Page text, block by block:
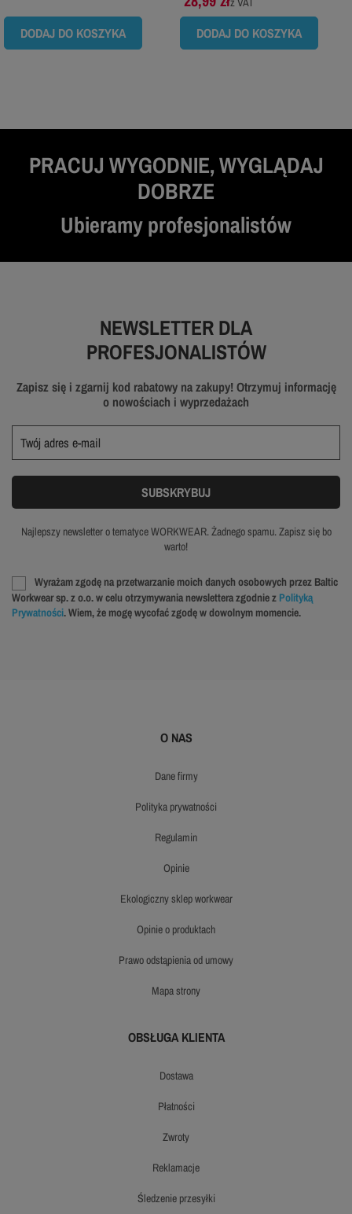
DODAJ DO KOSZYKA DODAJ DO KOSZYKA
PRACUJ WYGODNIE, WYGLĄDAJ
DOBRZE
Ubieramy profesjonalistów
NEWSLETTER DLA
PROFESJONALISTÓW
Zapisz się i zgarnij kod rabatowy na zakupy! Otrzymuj informację
o nowościach i wyprzedażach
Najlepszy newsletter o tematyce WORKWEAR. Żadnego spamu. Zapisz się bo
warto!
Wyrażam zgodę na przetwarzanie moich danych osobowych przez Baltic
Workwear sp. z o.o. w celu otrzymywania newslettera zgodnie z Polityką
Prywatności. Wiem, że mogę wycofać zgodę w dowolnym momencie.
O NAS
dane firmy
polityka prywatności
regulamin
opinie
ekologiczny sklep workwear
opinie o produktach
prawo odstąpienia od umowy
mapa strony
OBSŁUGA KLIENTA
dostawa
płatności
zwroty
reklamacje
śledzenie przesyłki